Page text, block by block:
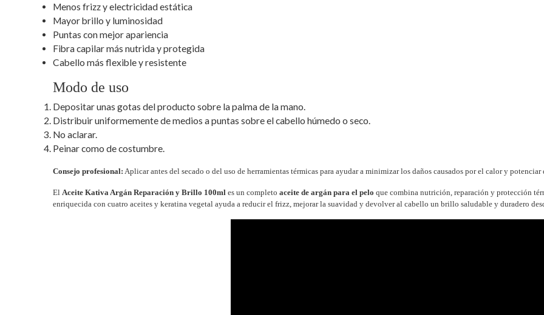
Menos frizz y electricidad estática
Mayor brillo y luminosidad
Puntas con mejor apariencia
Fibra capilar más nutrida y protegida
Cabello más flexible y resistente
Modo de uso
Depositar unas gotas del producto sobre la palma de la mano.
Distribuir uniformemente de medios a puntas sobre el cabello húmedo o seco.
No aclarar.
Peinar como de costumbre.
Consejo profesional: Aplicar antes del secado o del uso de herramientas térmicas para ayudar a minimizar los daños causados por el calor y
El Aceite Kativa Argán Reparación y Brillo 100ml es un completo aceite de argán para el pelo que combina nutrición, reparación y protección
enriquecida con cuatro aceites y keratina vegetal ayuda a reducir el frizz, mejorar la suavidad y devolver al cabello un brillo saludable y duradero